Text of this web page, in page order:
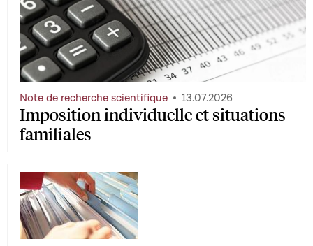
Imposition individuelle et situations
familiales
Note de recherche scientifique 13.07.2026